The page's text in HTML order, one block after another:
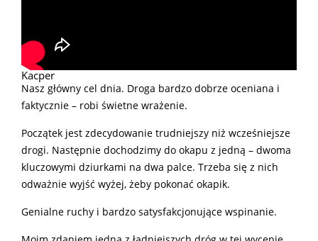
Kacper
Nasz główny cel dnia. Droga bardzo dobrze oceniana i
faktycznie – robi świetne wrażenie.
Początek jest zdecydowanie trudniejszy niż wcześniejsze
drogi. Następnie dochodzimy do okapu z jedną – dwoma
kluczowymi dziurkami na dwa palce. Trzeba się z nich
odważnie wyjść wyżej, żeby pokonać okapik.
Genialne ruchy i bardzo satysfakcjonujące wspinanie.